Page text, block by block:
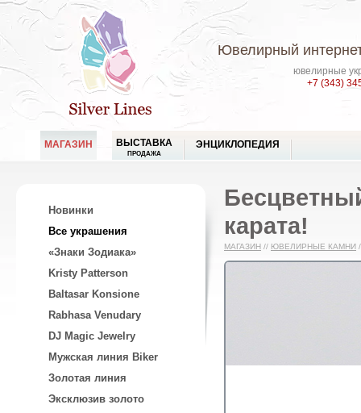
Ювелирный
ювелирные
+7 (343)
МАГАЗИН ВЫСТАВКА
ПРОДАЖА
ЭНЦИКЛОПЕДИЯ
Новинки
Все украшения
«Знаки Зодиака»
Kristy Patterson
Baltasar Konsione
Rabhasa Venudary
DJ Magic Jewelry
Мужская линия Biker
Золотая линия
Эксклюзив золото
карата!
МАГАЗИН // ЮВЕЛИРНЫЕ КАМНИ